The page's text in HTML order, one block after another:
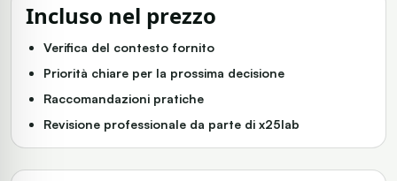
Incluso nel prezzo
Verifica del contesto fornito
Priorità chiare per la prossima decisione
Raccomandazioni pratiche
Revisione professionale da parte di x25lab